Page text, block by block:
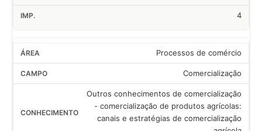
4
Processos de comércio
Comercialização
Outros conhecimentos de comercialização
- comercialização de produtos agrícolas:
canais e estratégias de comercialização